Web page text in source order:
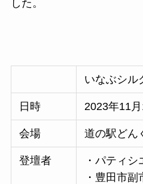
した。
いなぶシル
日時 2023年11
会場 道の駅どん
登壇者 ・パティ
・豊田市